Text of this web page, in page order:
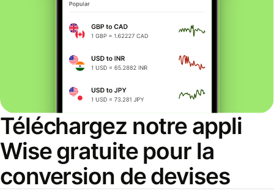
Téléchargez notre appli
Wise gratuite pour la
conversion de devises